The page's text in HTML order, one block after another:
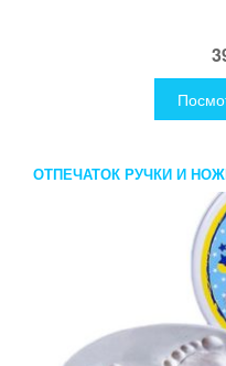
ОТПЕЧАТОК РУЧКИ И